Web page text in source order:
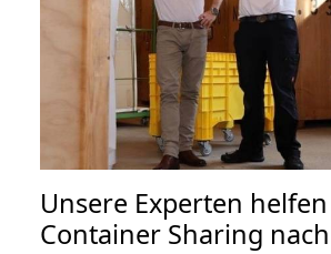
Unsere Experten
Container Sharing